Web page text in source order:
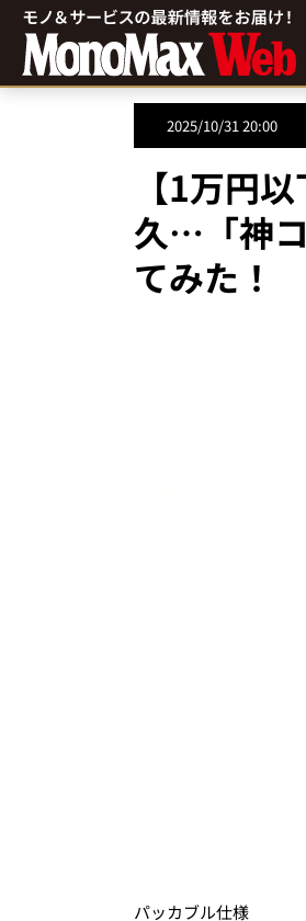
2025/10/31 20:00
【1万円
久…「神
てみた！
パッカブル仕様